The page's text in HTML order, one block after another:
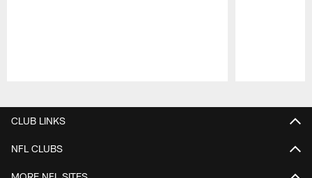
CLUB LINKS
NFL CLUBS